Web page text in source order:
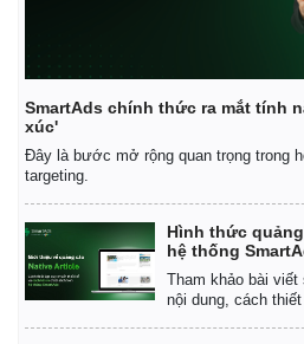
Pháp luật
Vụ án
Tin nóng
Tư vấn luật
SmartAds chính thức ra mắt tính
xúc'
Đây là bước mở rộng quan trọng trong
targeting.
Hình thức
hệ thống
Tham khảo bài
nội dung, cách